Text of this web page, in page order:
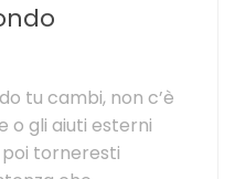
tu cambi, non c’è
o gli aiuti esterni
poi torneresti